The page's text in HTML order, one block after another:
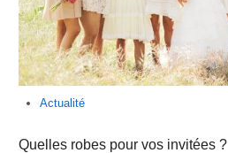
Actualité
Quelles robes pour vos invitées ?